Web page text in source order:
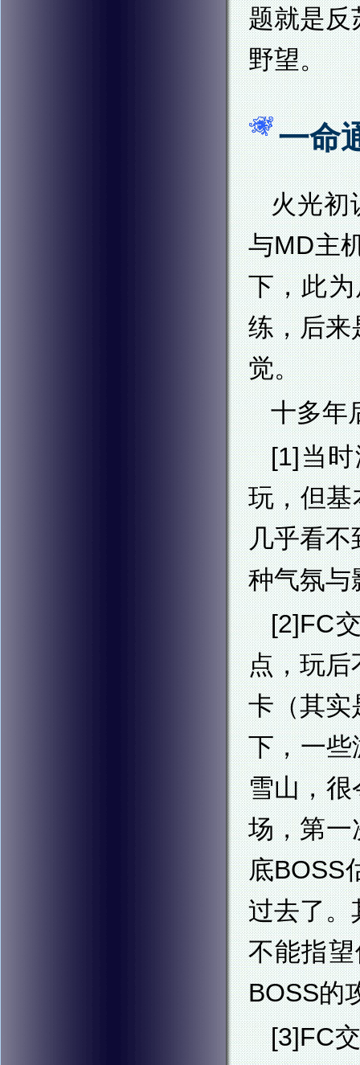
题就是反
野望。
一命
火光初
与MD主
下，此
练，后来
觉。
十多年
[1]当
玩，但
几乎看不
种气氛与
[2]FC
点，玩后
卡（其实
下，一些
雪山，很
场，第一
底BOSS
过去了。
不能指
BOSS的
[3]FC